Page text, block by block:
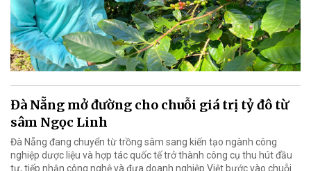
Đà Nẵng mở đường cho chuỗi giá trị tỷ đô từ
sâm Ngọc Linh
Đà Nẵng đang chuyển từ trồng sâm sang kiến tạo ngành công
nghiệp dược liệu và hợp tác quốc tế trở thành công cụ thu hút đầu
tư, tiếp nhận công nghệ và đưa doanh nghiệp Việt bước vào chuỗi